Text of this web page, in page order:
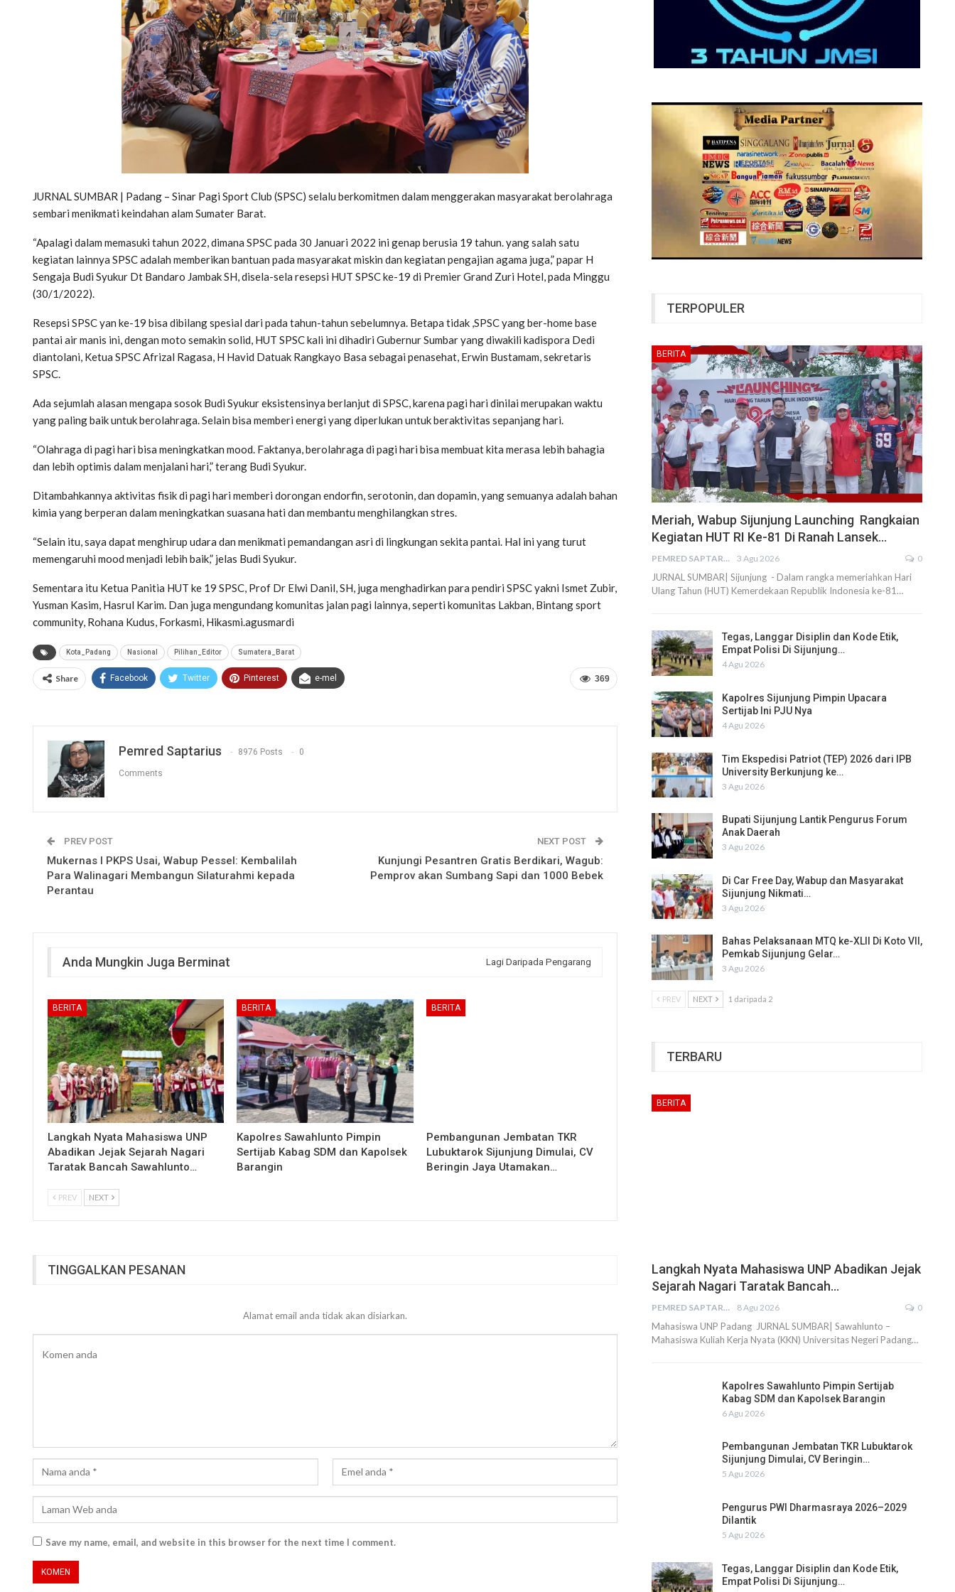
JURNAL SUMBAR | Padang – Sinar Pagi Sport Club (SPSC) selalu berkomitmen dalam menggerakan masyarakat berolahraga
sembari menikmati keindahan alam Sumater Barat.
“Apalagi dalam memasuki tahun 2022, dimana SPSC pada 30 Januari 2022 ini genap berusia 19 tahun. yang salah satu
kegiatan lainnya SPSC adalah memberikan bantuan pada masyarakat miskin dan kegiatan pengajian agama juga,” papar H
Sengaja Budi Syukur Dt Bandaro Jambak SH, disela-sela resepsi HUT SPSC ke-19 di Premier Grand Zuri Hotel, pada Minggu
(30/1/2022).
Resepsi SPSC yan ke-19 bisa dibilang spesial dari pada tahun-tahun sebelumnya. Betapa tidak ,SPSC yang ber-home base
pantai air manis ini, dengan moto semakin solid, HUT SPSC kali ini dihadiri Gubernur Sumbar yang diwakili kadispora Dedi
diantolani, Ketua SPSC Afrizal Ragasa, H Havid Datuak Rangkayo Basa sebagai penasehat, Erwin Bustamam, sekretaris
SPSC.
Ada sejumlah alasan mengapa sosok Budi Syukur eksistensinya berlanjut di SPSC, karena pagi hari dinilai merupakan waktu
yang paling baik untuk berolahraga. Selain bisa memberi energi yang diperlukan untuk beraktivitas sepanjang hari.
“Olahraga di pagi hari bisa meningkatkan mood. Faktanya, berolahraga di pagi hari bisa membuat kita merasa lebih bahagia
dan lebih optimis dalam menjalani hari,” terang Budi Syukur.
Ditambahkannya aktivitas fisik di pagi hari memberi dorongan endorfin, serotonin, dan dopamin, yang semuanya adalah bahan
kimia yang berperan dalam meningkatkan suasana hati dan membantu menghilangkan stres.
“Selain itu, saya dapat menghirup udara dan menikmati pemandangan asri di lingkungan sekita pantai. Hal ini yang turut
memengaruhi mood menjadi lebih baik,” jelas Budi Syukur.
Sementara itu Ketua Panitia HUT ke 19 SPSC, Prof Dr Elwi Danil, SH, juga menghadirkan para pendiri SPSC yakni Ismet Zubir,
Yusman Kasim, Hasrul Karim. Dan juga mengundang komunitas jalan pagi lainnya, seperti komunitas Lakban, Bintang sport
community, Rohana Kudus, Forkasmi, Hikasmi.agusmardi
Kota_Padang Nasional Pilihan_Editor Sumatera_Barat
369
Share Facebook Twitter Pinterest e-mel
Pemred Saptarius 8976 Posts 0
Comments
PREV POST
Mukernas I PKPS Usai, Wabup Pessel: Kembalilah
Para Walinagari Membangun Silaturahmi kepada
Perantau
NEXT POST
Kunjungi Pesantren Gratis Berdikari, Wagub:
Pemprov akan Sumbang Sapi dan 1000 Bebek
Anda Mungkin Juga Berminat Lagi Daripada Pengarang
BERITA
Langkah Nyata Mahasiswa UNP
Abadikan Jejak Sejarah Nagari
Taratak Bancah Sawahlunto…
BERITA
Kapolres Sawahlunto Pimpin
Sertijab Kabag SDM dan Kapolsek
Barangin
BERITA
Pembangunan Jembatan TKR
Lubuktarok Sijunjung Dimulai, CV
Beringin Jaya Utamakan…
PREV NEXT
TINGGALKAN PESANAN
Alamat email anda tidak akan disiarkan.
Save my name, email, and website in this browser for the next time I comment.
TERPOPULER
BERITA
Meriah, Wabup Sijunjung Launching Rangkaian
Kegiatan HUT RI Ke-81 Di Ranah Lansek…
PEMRED SAPTARIUS 3 Agu 2026 0
JURNAL SUMBAR| Sijunjung - Dalam rangka memeriahkan Hari
Ulang Tahun (HUT) Kemerdekaan Republik Indonesia ke-81…
Tegas, Langgar Disiplin dan Kode Etik,
Empat Polisi Di Sijunjung…
4 Agu 2026
Kapolres Sijunjung Pimpin Upacara
Sertijab Ini PJU Nya
4 Agu 2026
Tim Ekspedisi Patriot (TEP) 2026 dari IPB
University Berkunjung ke…
3 Agu 2026
Bupati Sijunjung Lantik Pengurus Forum
Anak Daerah
3 Agu 2026
Di Car Free Day, Wabup dan Masyarakat
Sijunjung Nikmati…
3 Agu 2026
Bahas Pelaksanaan MTQ ke-XLII Di Koto VII,
Pemkab Sijunjung Gelar…
3 Agu 2026
PREV NEXT 1 daripada 2
TERBARU
BERITA
Langkah Nyata Mahasiswa UNP Abadikan Jejak
Sejarah Nagari Taratak Bancah…
PEMRED SAPTARIUS 8 Agu 2026 0
Mahasiswa UNP Padang JURNAL SUMBAR| Sawahlunto –
Mahasiswa Kuliah Kerja Nyata (KKN) Universitas Negeri Padang…
Kapolres Sawahlunto Pimpin Sertijab
Kabag SDM dan Kapolsek Barangin
6 Agu 2026
Pembangunan Jembatan TKR Lubuktarok
Sijunjung Dimulai, CV Beringin…
5 Agu 2026
Pengurus PWI Dharmasraya 2026–2029
Dilantik
5 Agu 2026
Tegas, Langgar Disiplin dan Kode Etik,
Empat Polisi Di Sijunjung…